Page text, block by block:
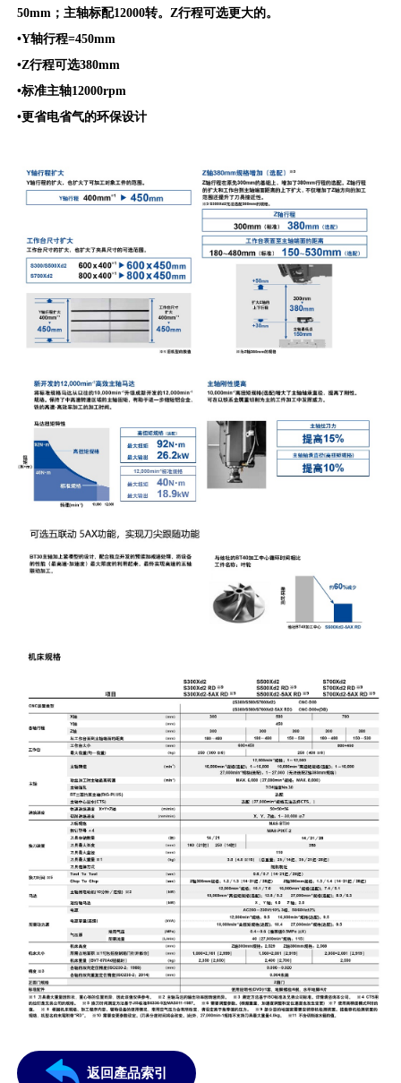
50mm；主轴标配12000转。Z行程可选更大的。
•Y轴行程=450mm
•Z行程可选380mm
•标准主轴12000rpm
•更省电省气的环保设计
返回產品索引